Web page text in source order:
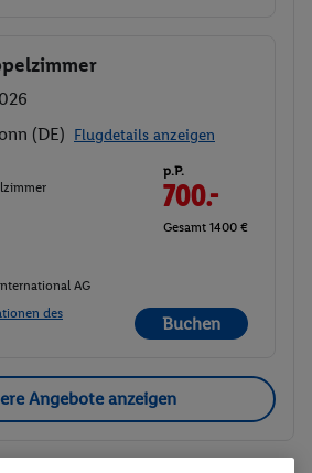
(DE) Flugdetails anzeigen
p.P.
700.-
Gesamt 1400 €
AG
des
Buchen
Angebote anzeigen